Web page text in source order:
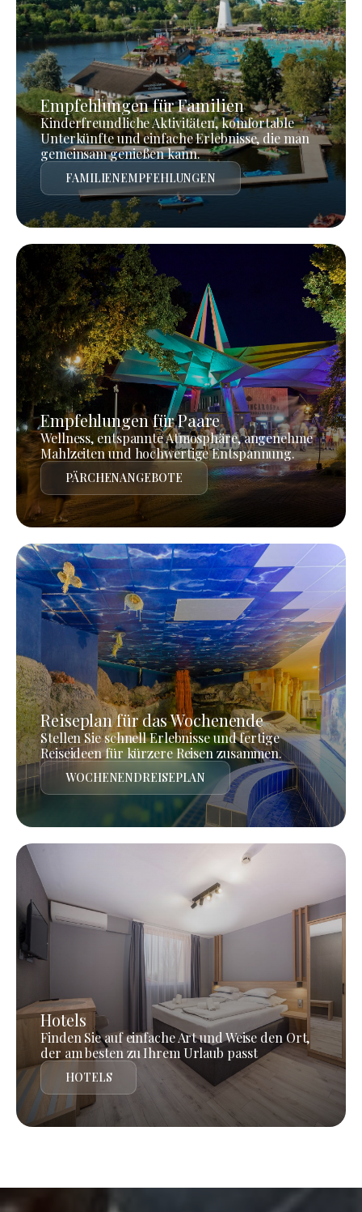
Empfehlungen für Familien
Kinderfreundliche Aktivitäten, komfortable
Unterkünfte und einfache Erlebnisse, die man
gemeinsam genießen kann.
FAMILIENEMPFEHLUNGEN
Empfehlungen für Paare
Wellness, entspannte Atmosphäre, angenehme
Mahlzeiten und hochwertige Entspannung.
PÄRCHENANGEBOTE
Reiseplan für das Wochenende
Stellen Sie schnell Erlebnisse und fertige
Reiseideen für kürzere Reisen zusammen.
WOCHENENDREISEPLAN
Hotels
Finden Sie auf einfache Art und Weise den Ort,
der am besten zu Ihrem Urlaub passt
HOTELS